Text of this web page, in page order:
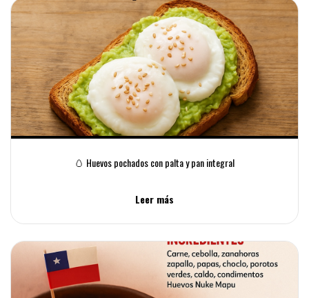
🥚 Huevos pochados con palta y pan integral
Leer más